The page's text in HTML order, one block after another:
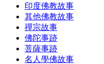
印度佛教故事
其他佛教故事
禪宗故事
佛陀事跡
菩薩事跡
名人學佛故事